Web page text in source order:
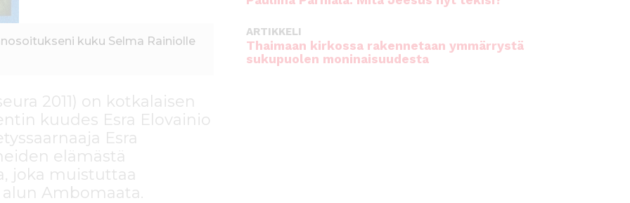
kuku Selma Rainiolle
2011) on kotkalaisen
kuudes Esra Elovainio
Esra
elämästä
joka muistuttaa
Ambomaata.
ARTIKKELI
Thaimaan kirkossa rakennetaan ymmärrystä
sukupuolen moninaisuudesta